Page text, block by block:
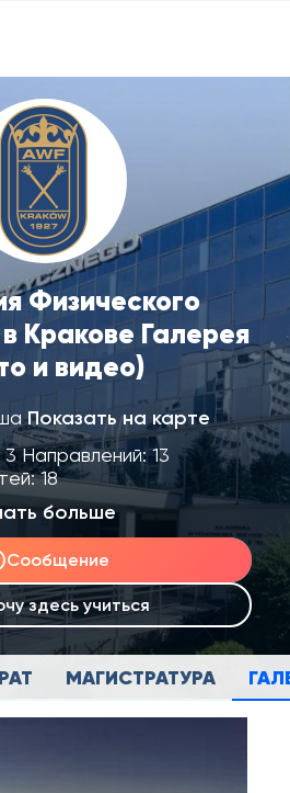
Физического
Кракове Галерея
и видео)
Показать на карте
Направлений: 13
18
больше
Сообщение
здесь учиться
МАГИСТРАТУРА